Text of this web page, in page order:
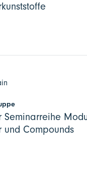
Seminarreihe
und Compounds